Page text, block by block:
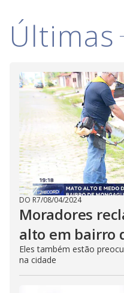
Últimas
DO R7/08/04/2024
Moradores
alto em bairro
Eles também estão
na cidade